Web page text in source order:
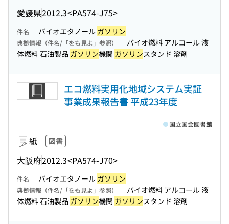
愛媛県2012.3<PA574-J75>
件名 バイオエタノール ガソリン
典拠情報（件名/「をも見よ」参照）
バイオ燃料 アルコール 液
体燃料 石油製品 ガソリン機関 ガソリンスタンド 溶剤
エコ燃料実用化地域システム実証
事業成果報告書 平成23年度
紙 図書
大阪府2012.3<PA574-J70>
国立国会図書館
件名 バイオエタノール ガソリン
典拠情報（件名/「をも見よ」参照）
バイオ燃料 アルコール 液
体燃料 石油製品 ガソリン機関 ガソリンスタンド 溶剤